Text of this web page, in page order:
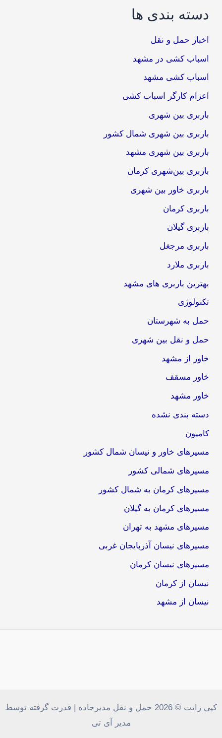
دسته بندی ها
اخبار حمل و نقل
اسباب کشی در مشهد
اسباب کشی مشهد
اعزام کارگر اسباب کشی
باربری بین شهری
باربری بین شهری شمال کشور
باربری بین شهری مشهد
باربری بین‌شهری کرمان
باربری خاور بین شهری
باربری کرمان
باربری گیلان
باربری مرجغل
باربری ملارد
بهترین باربری های مشهد
تکنولوژی
حمل به شهرستان
حمل و نقل بین شهری
خاور از مشهد
خاور مسقف
خاور مشهد
دسته بندی نشده
کامیون
مسیرهای خاور و نیسان شمال کشور
مسیرهای شمالی کشور
مسیرهای کرمان به شمال کشور
مسیرهای کرمان به گیلان
مسیرهای مشهد به تهران
مسیرهای نیسان آذربایجان غربی
مسیرهای نیسان کرمان
نیسان از کرمان
نیسان از مشهد
کپی رایت © 2026 حمل و نقل مدیرجاده | قدرت گرفته توسط
مدیر آی تی